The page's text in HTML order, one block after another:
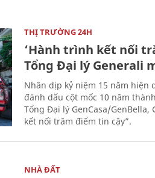
THỊ TRƯỜNG 24H
‘Hành trình kết nối
Tổng Đại lý Generali
Nhân dịp kỷ niệm 15 năm
đánh dấu cột mốc 10 năm
Tổng Đại lý GenCasa/
kết nối trăm điểm tin cậy”.
NHÀ ĐẤT